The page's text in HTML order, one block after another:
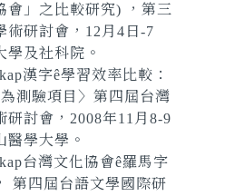
會」之比較研究) ，第三
術研討會，12月4日-7
學及社科院。
漢字ê學習效率比較：
測驗項目〉第四屆台灣
研討會，2008年11月8-9
醫學大學。
台灣文化協會ê羅馬字
第四屆台語文學國際研